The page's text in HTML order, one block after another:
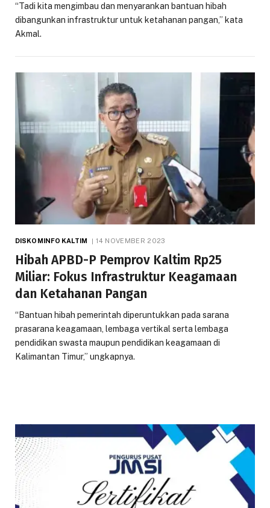
“Tadi kita mengimbau dan menyarankan bantuan hibah
dibangunkan infrastruktur untuk ketahanan pangan,” kata
Akmal.
DISKOMINFO KALTIM 14 NOVEMBER 2023
Hibah APBD-P Pemprov Kaltim Rp25
Miliar: Fokus Infrastruktur Keagamaan
dan Ketahanan Pangan
“Bantuan hibah pemerintah diperuntukkan pada sarana
prasarana keagamaan, lembaga vertikal serta lembaga
pendidikan swasta maupun pendidikan keagamaan di
Kalimantan Timur,” ungkapnya.